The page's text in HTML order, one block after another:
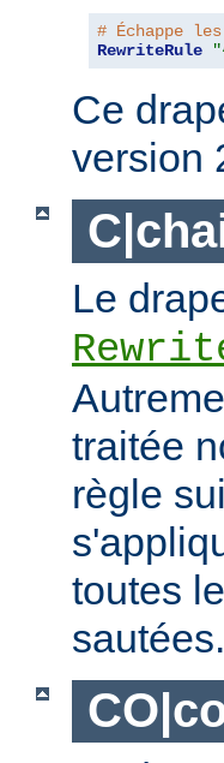
# Échappe
RewriteRule
Ce
version
Le
traitée
règle
toutes
sautées.